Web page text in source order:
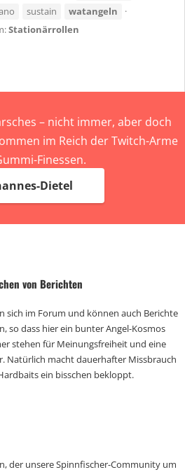
sustain
watangeln
Stationärrollen
– nicht immer, aber doch
im Reich der Twitch-Arme
Finessen.
Dietel
von Berichten
sich im Forum und können auch Berichte
so dass hier ein bunter Angel-Kosmos
stehen für Meinungsfreiheit und eine
Natürlich macht dauerhafter Missbrauch
ein bisschen bekloppt.
der unsere Spinnfischer-Community um